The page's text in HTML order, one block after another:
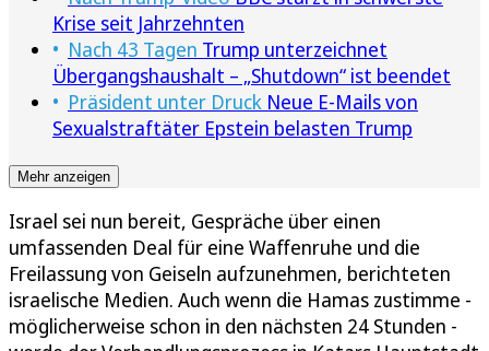
Krise seit Jahrzehnten
Nach 43 Tagen Trump unterzeichnet
Übergangshaushalt – „Shutdown“ ist beendet
Präsident unter Druck Neue E-Mails von
Sexualstraftäter Epstein belasten Trump
Mehr anzeigen
Israel sei nun bereit, Gespräche über einen
umfassenden Deal für eine Waffenruhe und die
Freilassung von Geiseln aufzunehmen, berichteten
israelische Medien. Auch wenn die Hamas zustimme -
möglicherweise schon in den nächsten 24 Stunden -